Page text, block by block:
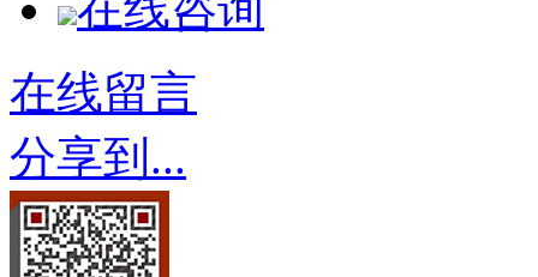
在线留言
分享到...